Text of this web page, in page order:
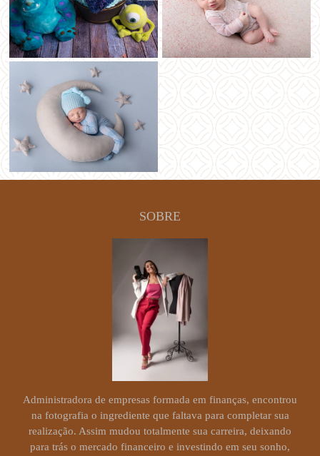
SOBRE
Administradora de empresas formada em finanças, encontrou
na fotografia o ingrediente que faltava para completar sua
realização. Assim mudou totalmente sua carreira, deixando
para trás o mercado financeiro e investindo em seu sonho,